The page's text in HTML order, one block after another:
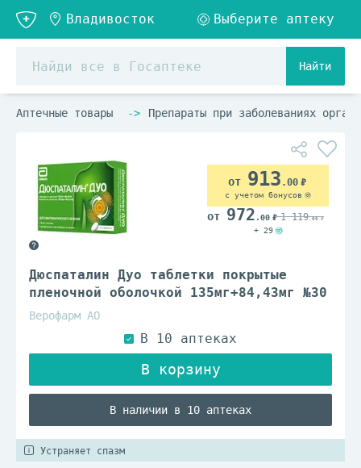
Найти
Аптечные товары Препараты при заболеваниях
Дюспаталин Дуо таблетки покрытые
пленочной оболочкой 135мг+84,43мг №30
Верофарм АО
В наличии в 10 аптеках
913 .00
с учетом бонусов
972 .00 1 119.00
+ 29
Устраняет спазм